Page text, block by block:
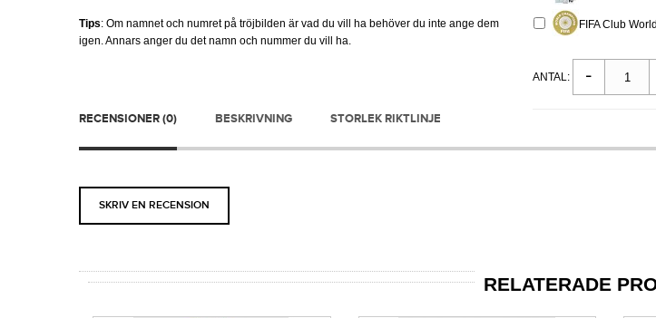
Tips: Om namnet och numret på tröjbilden är vad du vill ha behöver du inte ange dem
igen. Annars anger du det namn och nummer du vill ha.
FIFA Club
ANTAL:
RECENSIONER (0) BESKRIVNING STORLEK RIKTLINJE
SKRIV EN RECENSION
RELATERADE